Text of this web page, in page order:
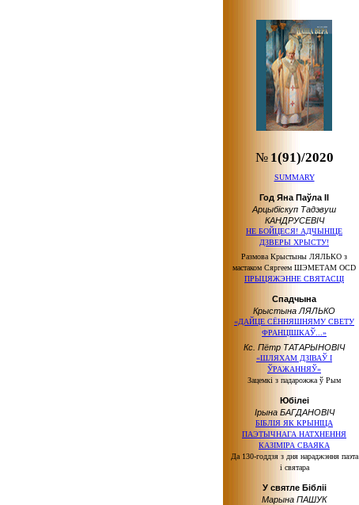
№ 1(91)/2020
SUMMARY
Год Яна Паўла ІІ
Арцыбіскуп Тадэвуш
КАНДРУСЕВІЧ
НЕ БОЙЦЕСЯ! АДЧЫНІЦЕ
ДЗВЕРЫ ХРЫСТУ!
Размова Крыстыны ЛЯЛЬКО з
мастаком Сяргеем ШЭМЕТАМ OCD
ПРЫЦЯЖЭННЕ СВЯТАСЦІ
Спадчына
Крыстына ЛЯЛЬКО
«ДАЙЦЕ СЁННЯШНЯМУ СВЕТУ
ФРАНЦІШКАЎ...»
Кс. Пётр ТАТАРЫНОВІЧ
«ШЛЯХАМ ДЗІВАЎ І
ЎРАЖАННЯЎ»
Зацемкі з падарожжа ў Рым
Юбілеі
Ірына БАГДАНОВІЧ
БІБЛІЯ ЯК КРЫНІЦА
ПАЭТЫЧНАГА НАТХНЕННЯ
КАЗІМІРА СВАЯКА
Да 130-годдзя з дня нараджэння паэта
і святара
У святле Бібліі
Марына ПАШУК